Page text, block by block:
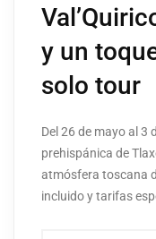
y un
solo tour
Del 26 de mayo al 3
prehispánica de
atmósfera toscana
incluido y tarifas